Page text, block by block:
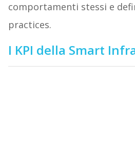
comportamenti stessi e
practices.
I KPI della Smart